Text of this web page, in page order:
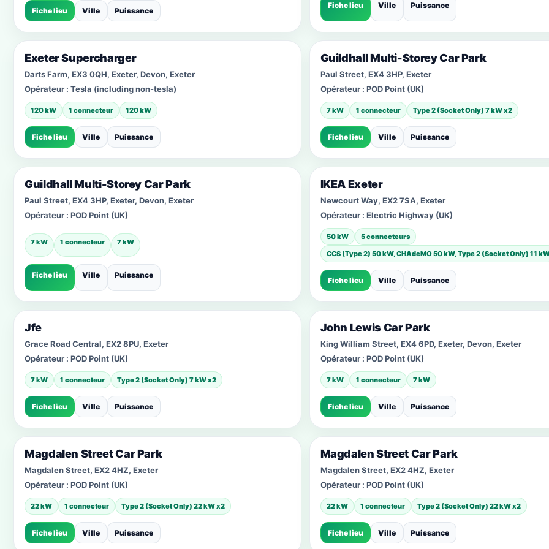
Fiche lieu Ville Puissance
Fiche lieu Ville Puissance
Exeter Supercharger
Darts Farm, EX3 0QH, Exeter, Devon, Exeter
Opérateur : Tesla (including non-tesla)
120 kW 1 connecteur 120 kW
Fiche lieu Ville Puissance
Guildhall Multi-Storey Car Park
Paul Street, EX4 3HP, Exeter
Opérateur : POD Point (UK)
7 kW 1 connecteur Type 2 (Socket Only) 7 kW x2
Fiche lieu Ville Puissance
Guildhall Multi-Storey Car Park
Paul Street, EX4 3HP, Exeter, Devon, Exeter
Opérateur : POD Point (UK)
7 kW 1 connecteur 7 kW
Fiche lieu Ville Puissance
IKEA Exeter
Newcourt Way, EX2 7SA, Exeter
Opérateur : Electric Highway (UK)
50 kW
5 connecteurs
CCS (Type 2) 50 kW, CHAdeMO 50 kW, Type 2 (Socket Only) 11
Fiche lieu Ville Puissance
Jfe
Grace Road Central, EX2 8PU, Exeter
Opérateur : POD Point (UK)
7 kW 1 connecteur Type 2 (Socket Only) 7 kW x2
Fiche lieu Ville Puissance
John Lewis Car Park
King William Street, EX4 6PD, Exeter, Devon, Exeter
Opérateur : POD Point (UK)
7 kW 1 connecteur 7 kW
Fiche lieu Ville Puissance
Magdalen Street Car Park
Magdalen Street, EX2 4HZ, Exeter
Opérateur : POD Point (UK)
22 kW 1 connecteur Type 2 (Socket Only) 22 kW x2
Fiche lieu Ville Puissance
Magdalen Street Car Park
Magdalen Street, EX2 4HZ, Exeter
Opérateur : POD Point (UK)
22 kW 1 connecteur Type 2 (Socket Only) 22 kW x2
Fiche lieu Ville Puissance